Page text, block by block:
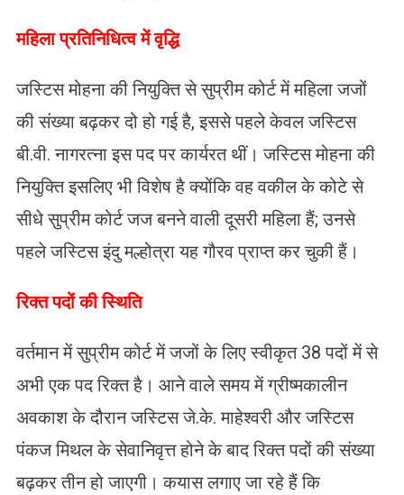
महिला प्रतिनिधित्व में वृद्धि
जस्टिस मोहना की नियुक्ति से सुप्रीम कोर्ट में महिला जजों
की संख्या बढ़कर दो हो गई है, इससे पहले केवल जस्टिस
बी.वी. नागरत्ना इस पद पर कार्यरत थीं। जस्टिस मोहना की
नियुक्ति इसलिए भी विशेष है क्योंकि वह वकील के कोटे से
सीधे सुप्रीम कोर्ट जज बनने वाली दूसरी महिला हैं; उनसे
पहले जस्टिस इंदु मल्होत्रा यह गौरव प्राप्त कर चुकी हैं।
रिक्त पदों की स्थिति
​वर्तमान में सुप्रीम कोर्ट में जजों के लिए स्वीकृत 38 पदों में से
अभी एक पद रिक्त है। आने वाले समय में ग्रीष्मकालीन
अवकाश के दौरान जस्टिस जे.के. माहेश्वरी और जस्टिस
पंकज मिथल के सेवानिवृत्त होने के बाद रिक्त पदों की संख्या
बढ़कर तीन हो जाएगी। कयास लगाए जा रहे हैं कि